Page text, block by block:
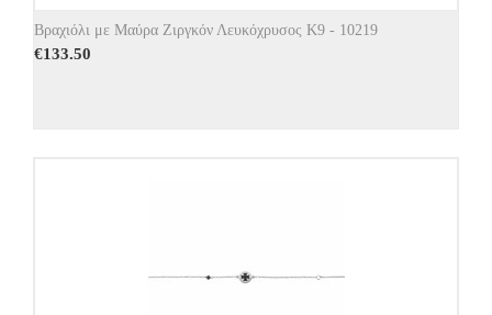
Βραχιόλι με Μαύρα Ζιργκόν Λευκόχρυσος Κ9 - 10219
€133.50